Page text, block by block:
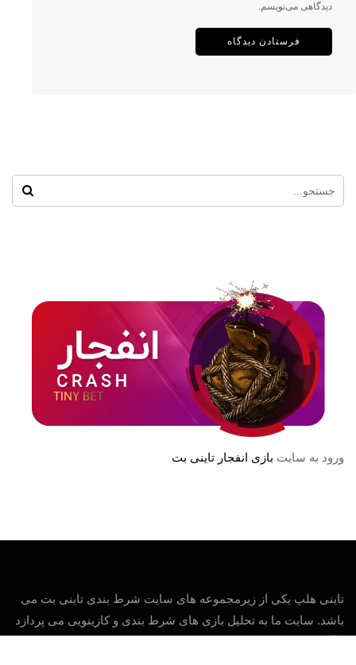
دیدگاهی می‌نویسم.
ورود به سایت بازی انفجار تاینی بت
تاینی هلپ یکی از زیرمجموعه های سایت شرط بندی تاینی بت می
باشد. سایت ما به تحلیل بازی های شرط بندی و کازینویی می پردازد